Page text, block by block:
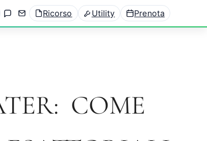
Ricorso Utility Prenota
COME